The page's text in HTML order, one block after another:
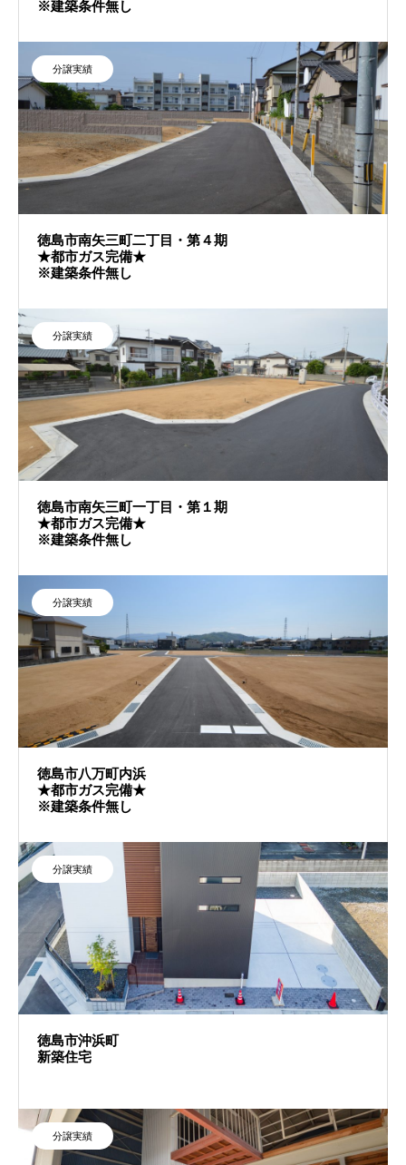
※建築条件無し
分譲実績
徳島市南矢三町二丁目・第４期
★都市ガス完備★
※建築条件無し
分譲実績
徳島市南矢三町一丁目・第１期
★都市ガス完備★
※建築条件無し
分譲実績
徳島市八万町内浜
★都市ガス完備★
※建築条件無し
分譲実績
徳島市沖浜町
新築住宅
分譲実績